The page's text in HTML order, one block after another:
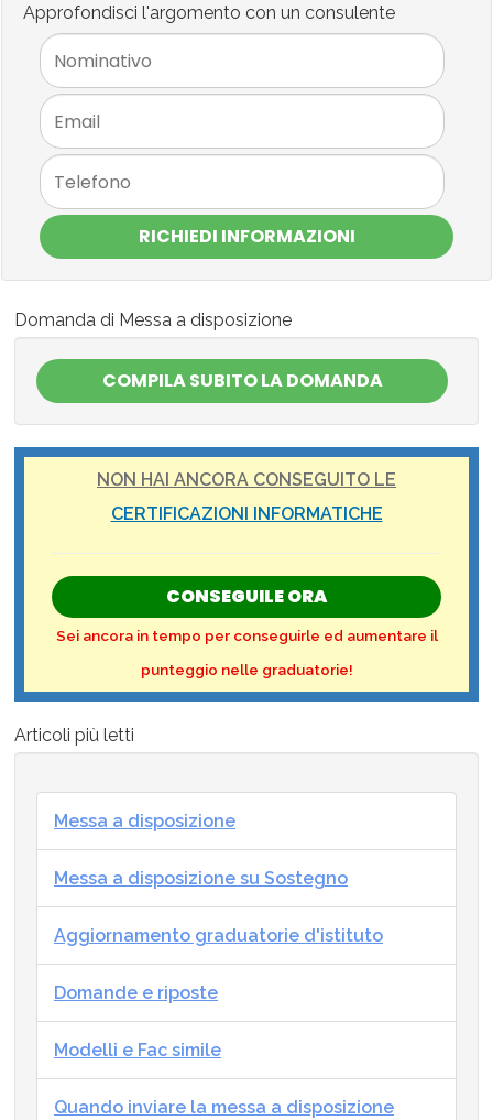
Approfondisci l'argomento con un consulente
RICHIEDI INFORMAZIONI
Domanda di Messa a disposizione
NON HAI ANCORA CONSEGUITO LE
CERTIFICAZIONI INFORMATICHE
CONSEGUILE ORA
Sei ancora in tempo per conseguirle ed aumentare il
punteggio nelle graduatorie!
Articoli più letti
Messa a disposizione
Messa a disposizione su Sostegno
Aggiornamento graduatorie d'istituto
Domande e riposte
Modelli e Fac simile
Quando inviare la messa a disposizione